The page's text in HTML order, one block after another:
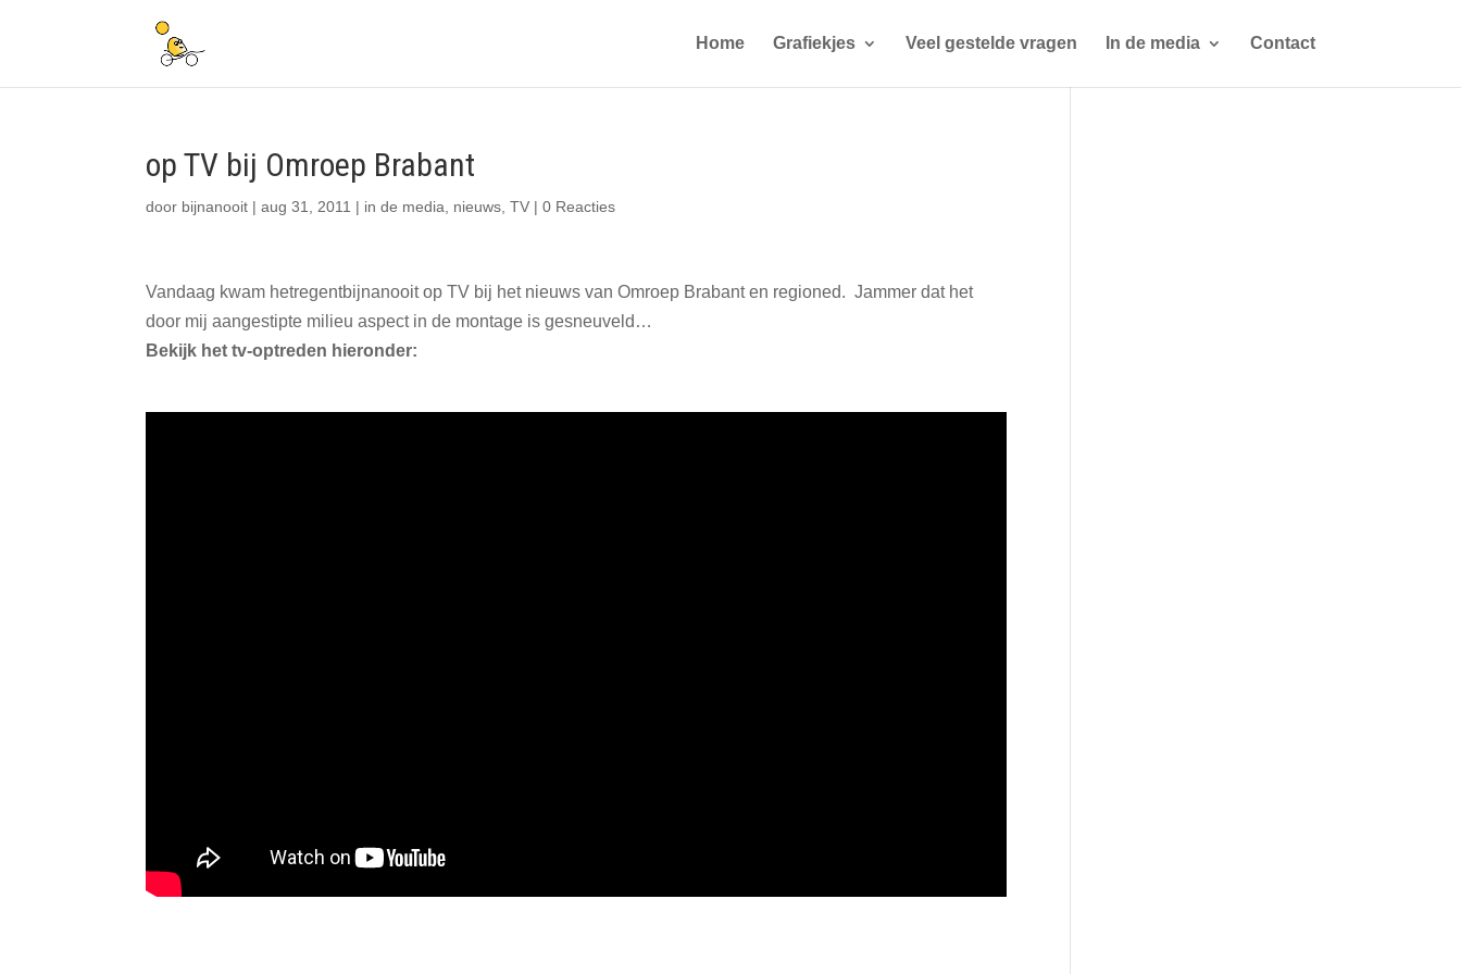
Home Grafiekjes Veel gestelde vragen In de media Contact
op TV bij Omroep Brabant
door bijnanooit |aug 31, 2011 | in de media nieuws ,TV |0 Reacties
Vandaag kwam hetregentbijnanooit op TV bij het nieuws van Omroep Brabant en regioned. Jammer dat het
door mij aangestipte milieu aspect in de montage is gesneuveld…
Bekijk het tv-optreden hieronder: